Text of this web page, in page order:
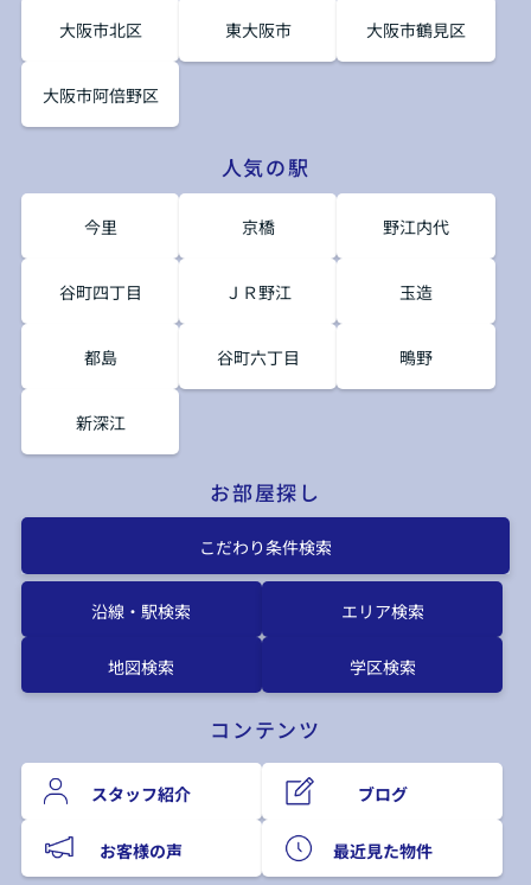
大阪市北区 東大阪市 大阪市鶴見区
大阪市阿倍野区
人気の駅
今里 京橋 野江内代
谷町四丁目 ＪＲ野江 玉造
都島 谷町六丁目 鴫野
新深江
お部屋探し
こだわり条件検索
沿線・駅検索 エリア検索
地図検索 学区検索
コンテンツ
スタッフ紹介 ブログ
お客様の声 最近見た物件